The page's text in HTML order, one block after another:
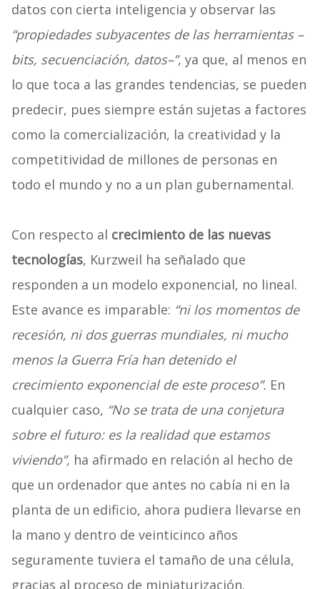
datos con cierta inteligencia y observar las
“propiedades subyacentes de las herramientas –
bits, secuenciación, datos–”, ya que, al menos en
lo que toca a las grandes tendencias, se pueden
predecir, pues siempre están sujetas a factores
como la comercialización, la creatividad y la
competitividad de millones de personas en
todo el mundo y no a un plan gubernamental.
Con respecto al crecimiento de las nuevas
tecnologías, Kurzweil ha señalado que
responden a un modelo exponencial, no lineal.
Este avance es imparable: “ni los momentos de
recesión, ni dos guerras mundiales, ni mucho
menos la Guerra Fría han detenido el
crecimiento exponencial de este proceso”. En
cualquier caso, “No se trata de una conjetura
sobre el futuro: es la realidad que estamos
viviendo”, ha afirmado en relación al hecho de
que un ordenador que antes no cabía ni en la
planta de un edificio, ahora pudiera llevarse en
la mano y dentro de veinticinco años
seguramente tuviera el tamaño de una célula,
gracias al proceso de miniaturización.